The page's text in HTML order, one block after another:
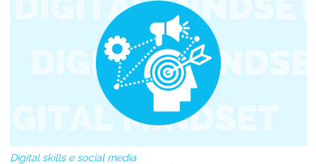
Digital skills e social media